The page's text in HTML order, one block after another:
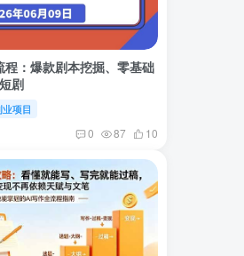
：爆款剧本挖掘、零基础
剧
业项目
0 87 10